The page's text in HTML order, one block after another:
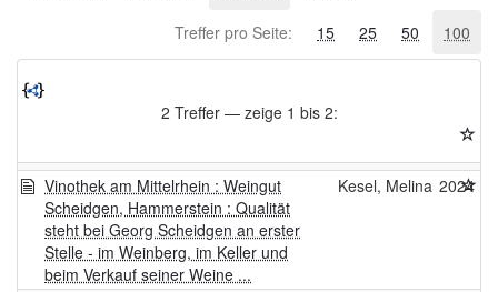
Treffer pro Seite:
15 25 50 100
2 Treffer — zeige 1 bis 2:
Vinothek am Mittelrhein : Weingut
Scheidgen, Hammerstein : Qualität
steht bei Georg Scheidgen an erster
Stelle - im Weinberg, im Keller und
beim Verkauf seiner Weine ...
Kesel, Melina 2024